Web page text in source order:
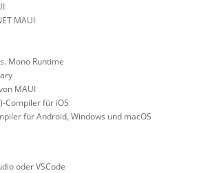
MAUI
Mono Runtime
MAUI
Compiler für iOS
für Android, Windows und macOS
oder VSCode